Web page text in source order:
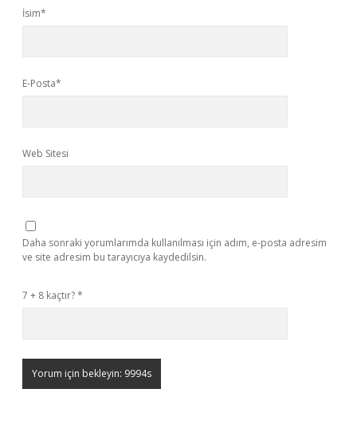
İsim*
E-Posta*
Web Sitesi
Daha sonraki yorumlarımda kullanılması için adım, e-posta adresim
ve site adresim bu tarayıcıya kaydedilsin.
7 + 8 kaçtır?*